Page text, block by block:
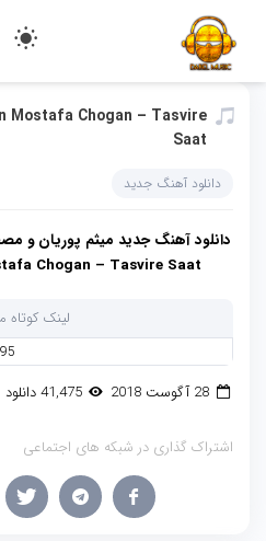
Mostafa Chogan – Tasvire
Saat
دانلود آهنگ جدید
دانلود آهنگ جدید میثم پوریان و
Chogan – Tasvire Saat
لینک
28 آگوست 2018 41,475 دانلود
اشتراک گذاری در شبکه های اجتماعی